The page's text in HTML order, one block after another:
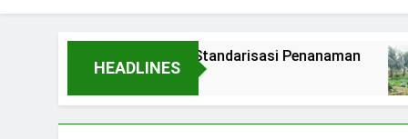
HEADLINES
Membuat Standarisasi Penanaman
2